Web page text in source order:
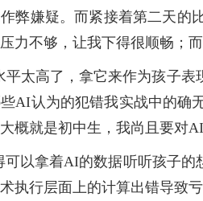
弊嫌疑。而紧接着第二天的
力不够，让我下得很顺畅；
平太高了，拿它来作为孩子
AI认为的犯错我实战中的确
概就是初中生，我尚且要对
可以拿着AI的数据听听孩子的
执行层面上的计算出错导致